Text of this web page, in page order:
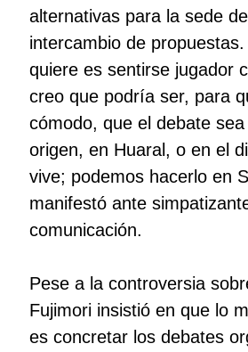
alternativas para la sede
intercambio de propuestas.
quiere es sentirse jugador
creo que podría ser, para
cómodo, que el debate
origen, en Huaral, o en el
vive; podemos hacerlo en
manifestó ante
comunicación.
Pese a la controversia
Fujimori insistió en que lo
es concretar los debates